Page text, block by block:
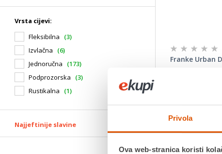
Privola
Ova web-stranica koristi
Vrsta cijevi:
Fleksibilna
(3)
Izvlačna
(6)
Jednoručna
(173)
Podprozorska
(3)
Rustikalna
(1)
Najjeftinije slavine
Franke Urban
Tlak:
Vrsta cijevi:
Doseg izlijeva: